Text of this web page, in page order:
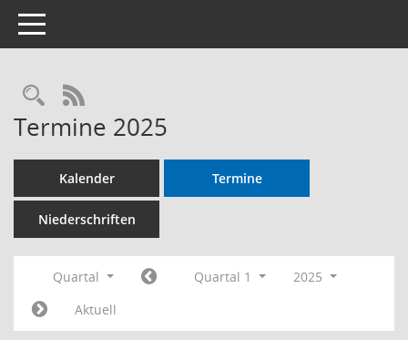
Toggle navigation
RSS-Feed
Termine 2025
Kalender Termine
Niederschriften
Quartal Quartal 1
2025
Aktuell